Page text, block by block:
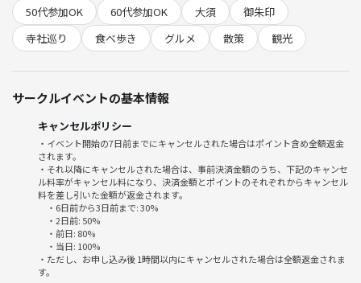
・商店街の人気グルメ店をめぐりながら食べ歩き
・希望者で境内フォトタイム＆談笑
・現地解散（15時予定）
🌱サークルの雰囲気
ムな雰囲気です。
・初参加、お一人参加も大歓迎！運営スタッフがしっかりフォローつき
なので緊張しなくてOK。
・観音巡り＆商店街グルメを一緒に楽しめるメリットは…
①地元の新名所＆絶品グルメを発見できる
②非日常の“プチ遠足”気分を味わえる
③新しい友だち＆共通の話題ができる
・「地元に新しいつながりがほしい」「思い出に残る週末が過ごした
い」そんな方におすすめです！
50代参加OK
60代参加OK 大須
御朱印
寺社巡り
食べ歩き グルメ 散策 観光
サークルイベントの基本情報
キャンセルポリシー
・イベント開始の7日前までにキャンセルされた場合はポイント含め全額返金
されます。
・それ以降にキャンセルされた場合は、事前決済金額のうち、下記のキャンセ
ル料率がキャンセル料になり、決済金額とポイントのそれぞれからキャンセル
料を差し引いた金額が返金されます。
・6日前から3日前まで: 30%
・2日前: 50%
・前日: 80%
・当日: 100%
・ただし、お申し込み後 1時間以内にキャンセルされた場合は全額返金されま
す。